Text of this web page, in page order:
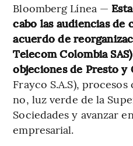
Bloomberg Línea —
cabo las audiencias de
acuerdo de
Telecom Colombia
objeciones de Presto y
Frayco S.A.S),
no, luz verde de la
Sociedades y avanzar
empresarial.